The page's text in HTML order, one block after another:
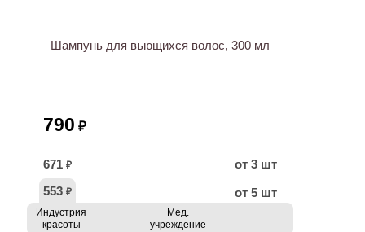
Шампунь для вьющихся волос, 300 мл
790 ₽
671 ₽
от 3 шт
553 ₽ от 5 шт
Индустрия
красоты
Мед.
учреждение